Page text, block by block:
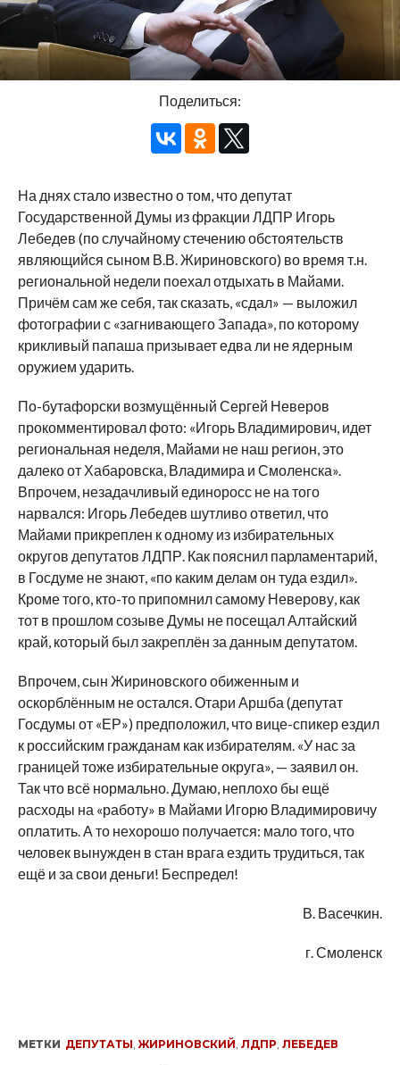
Поделиться:
На днях стало известно о том, что депутат
Государственной Думы из фракции ЛДПР Игорь
Лебедев (по случайному стечению обстоятельств
являющийся сыном В.В. Жириновского) во время т.н.
региональной недели поехал отдыхать в Майами.
Причём сам же себя, так сказать, «сдал» — выложил
фотографии с «загнивающего Запада», по которому
крикливый папаша призывает едва ли не ядерным
оружием ударить.
По-бутафорски возмущённый Сергей Неверов
прокомментировал фото: «Игорь Владимирович, идет
региональная неделя, Майами не наш регион, это
далеко от Хабаровска, Владимира и Смоленска».
Впрочем, незадачливый единоросс не на того
нарвался: Игорь Лебедев шутливо ответил, что
Майами прикреплен к одному из избирательных
округов депутатов ЛДПР. Как пояснил парламентарий,
в Госдуме не знают, «по каким делам он туда ездил».
Кроме того, кто-то припомнил самому Неверову, как
тот в прошлом созыве Думы не посещал Алтайский
край, который был закреплён за данным депутатом.
Впрочем, сын Жириновского обиженным и
оскорблённым не остался. Отари Аршба (депутат
Госдумы от «ЕР») предположил, что вице-спикер ездил
к российским гражданам как избирателям. «У нас за
границей тоже избирательные округа», — заявил он.
Так что всё нормально. Думаю, неплохо бы ещё
расходы на «работу» в Майами Игорю Владимировичу
оплатить. А то нехорошо получается: мало того, что
человек вынужден в стан врага ездить трудиться, так
ещё и за свои деньги! Беспредел!
В. Васечкин.
г. Смоленск
МЕТКИ ДЕПУТАТЫ ЖИРИНОВСКИЙ ЛДПР ЛЕБЕДЕВ